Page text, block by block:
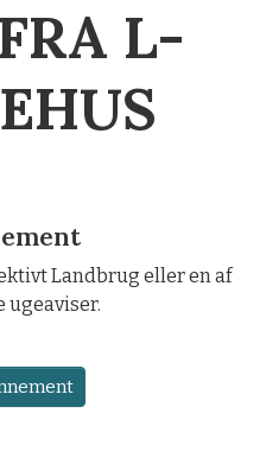
L-
Landbrug eller en af
ugeaviser.